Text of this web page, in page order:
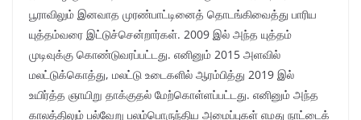
பூராவிலும் இனவாத முரண்பாட்டினைத் தொடங்கிவைத்து பாரிய
யுத்தம்வரை இட்டுச்சென்றார்கள். 2009 இல் அந்த யுத்தம்
முடிவுக்கு கொண்டுவரப்பட்டது. எனினும் 2015 அளவில்
மலட்டுக்கொத்து, மலட்டு உடைகளில் ஆரம்பித்து 2019 இல்
உயிர்த்த ஞாயிறு தாக்குதல் மேற்கொள்ளப்பட்டது. எனினும் அந்த
காலத்திலும் பல்வேறு பலம்பொருந்திய அமைப்புகள் எமது நாட்டைக்